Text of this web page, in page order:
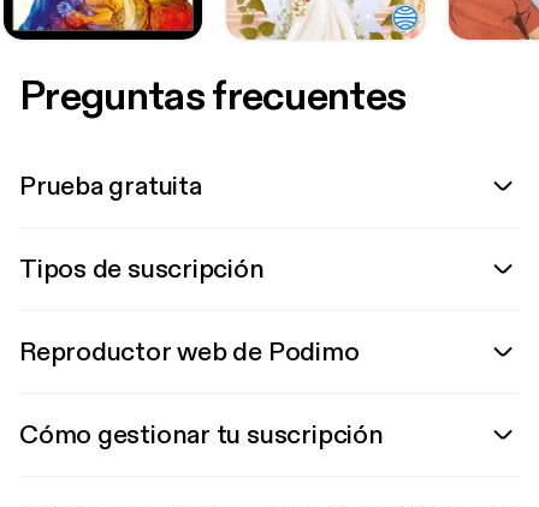
Preguntas frecuentes
Prueba gratuita
Tipos de suscripción
Reproductor web de Podimo
Cómo gestionar tu suscripción